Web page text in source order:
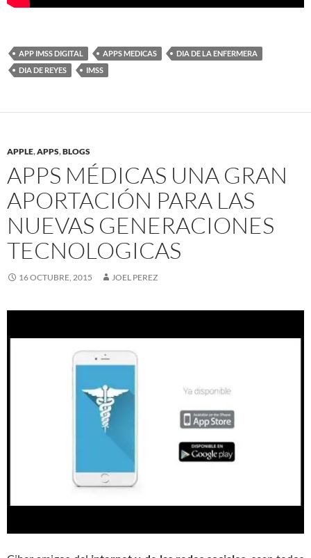
APP IMSS DIGITAL APPS MEDICAS
DIA DE LA ENFERMERA
DIA DE REYES
IMSS
APPLE,APPS,BLOGS
APPS MÉDICAS UNA GRAN
APORTACIÓN PARA LAS
NUEVAS GENERACIONES
TECNOLOGICAS
16 OCTUBRE, 2015 JOEL PEREZ